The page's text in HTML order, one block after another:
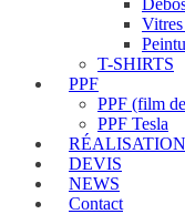
Vitres
T-SHIRTS
PPF
PPF (film
PPF Tesla
DEVIS
NEWS
Contact